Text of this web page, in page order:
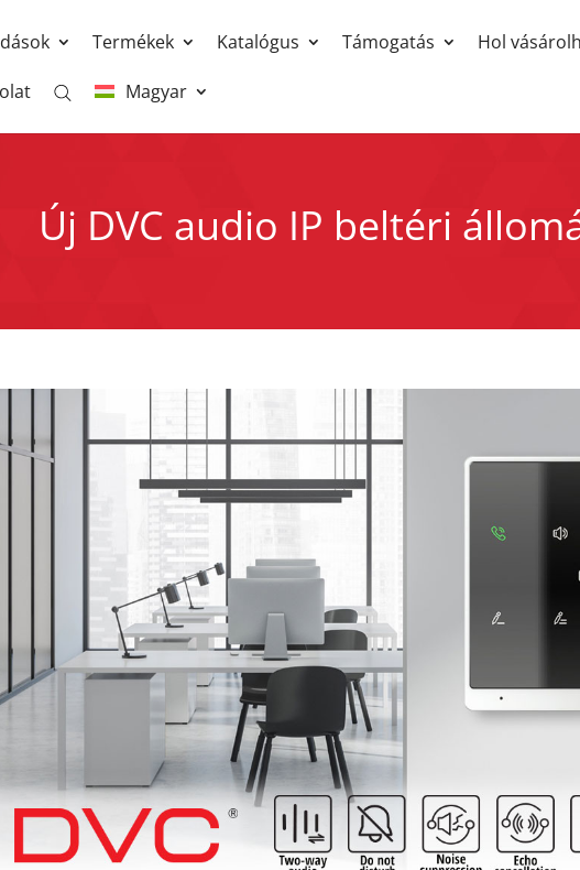
Termékek Katalógus Támogatás Hol
Magyar
Új DVC audio IP beltéri